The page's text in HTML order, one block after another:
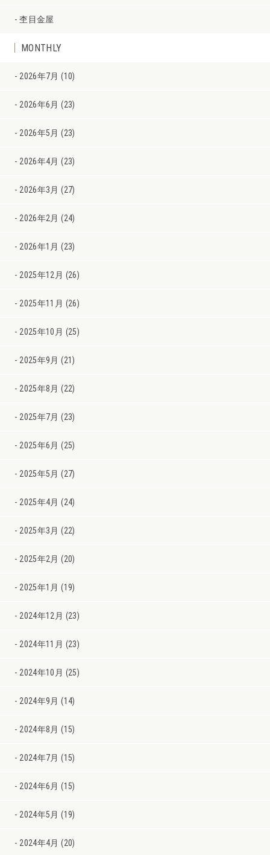
杢目金屋
MONTHLY
2026年7月 (10)
2026年6月 (23)
2026年5月 (23)
2026年4月 (23)
2026年3月 (27)
2026年2月 (24)
2026年1月 (23)
2025年12月 (26)
2025年11月 (26)
2025年10月 (25)
2025年9月 (21)
2025年8月 (22)
2025年7月 (23)
2025年6月 (25)
2025年5月 (27)
2025年4月 (24)
2025年3月 (22)
2025年2月 (20)
2025年1月 (19)
2024年12月 (23)
2024年11月 (23)
2024年10月 (25)
2024年9月 (14)
2024年8月 (15)
2024年7月 (15)
2024年6月 (15)
2024年5月 (19)
2024年4月 (20)